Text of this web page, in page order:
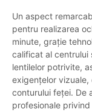
Un aspect
pentru realizarea
minute, grație
calificat al centrului
lentilelor potrivite,
exigențelor
conturului feței. De
profesionale